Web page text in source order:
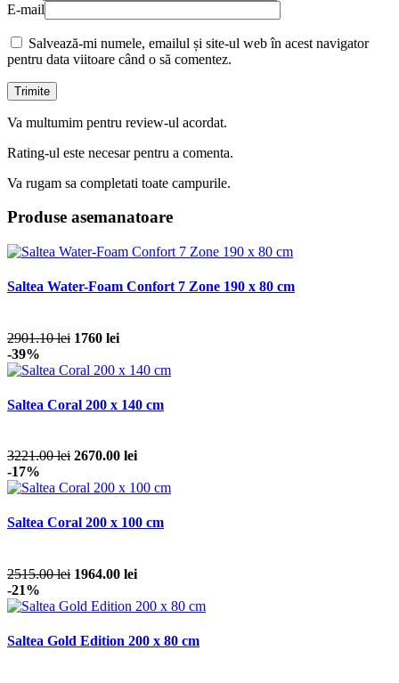
E-mail
Salvează-mi numele, emailul și site-ul web în acest navigator
pentru data viitoare când o să comentez.
Va multumim pentru review-ul acordat.
Rating-ul este necesar pentru a comenta.
Va rugam sa completati toate campurile.
Produse asemanatoare
Saltea Water-Foam Confort 7 Zone 190 x 80 cm
2901.10 lei 1760 lei
-39%
Saltea Coral 200 x 140 cm
3221.00 lei 2670.00 lei
-17%
Saltea Coral 200 x 100 cm
2515.00 lei 1964.00 lei
-21%
Saltea Gold Edition 200 x 80 cm